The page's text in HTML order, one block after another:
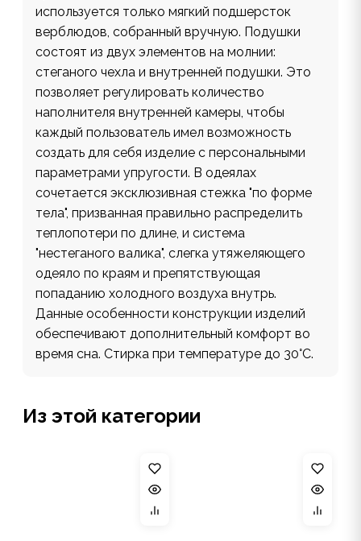
используется только мягкий подшерсток
верблюдов, собранный вручную. Подушки
состоят из двух элементов на молнии:
стеганого чехла и внутренней подушки. Это
позволяет регулировать количество
наполнителя внутренней камеры, чтобы
каждый пользователь имел возможность
создать для себя изделие с персональными
параметрами упругости. В одеялах
сочетается эксклюзивная стежка "по форме
тела", призванная правильно распределить
теплопотери по длине, и система
"нестеганого валика", слегка утяжеляющего
одеяло по краям и препятствующая
попаданию холодного воздуха внутрь.
Данные особенности конструкции изделий
обеспечивают дополнительный комфорт во
время сна. Стирка при температуре до 30°С.
Из этой категории